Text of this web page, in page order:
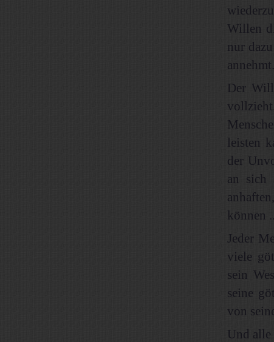
Willen
nur
annehmt.
Der
leisten
der
an sich
können
Jeder
viele
sein
seine
von
Und alle